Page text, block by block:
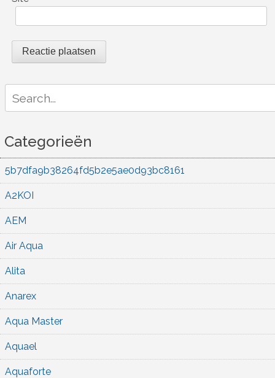
for:
Categorieën
5b7dfa9b38264fd5b2e5ae0d93bc8161
A2KOI
AEM
Air Aqua
Alita
Anarex
Aqua Master
Aquael
Aquaforte